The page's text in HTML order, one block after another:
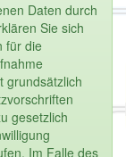
Daten durch
Sie sich
für die
grundsätzlich
gesetzlich
Im Falle des